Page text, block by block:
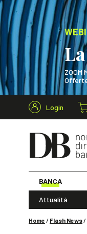
ZOOM
Login
BANCA
Attualità
Home / Flash News/